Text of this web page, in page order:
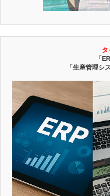
タ
「
「生産管理シ